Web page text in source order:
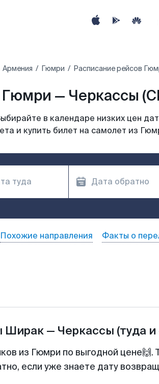
Армения Гюмри Расписание рейсов
— Черкассы
в календаре низких цен
и купить билет на самолет из
Похожие направления Факты о
Ширак — Черкассы (туда
из Гюмри по выгодной
если уже знаете дату